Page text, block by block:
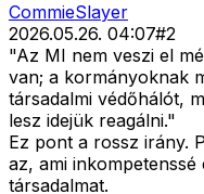
CommieSlayer
2026.05.26. 04:07#2
"Az MI nem veszi el
van; a kormányoknak
társadalmi védőhálót,
lesz idejük reagálni."
Ez pont a rossz irány.
az, ami
társadalmat.